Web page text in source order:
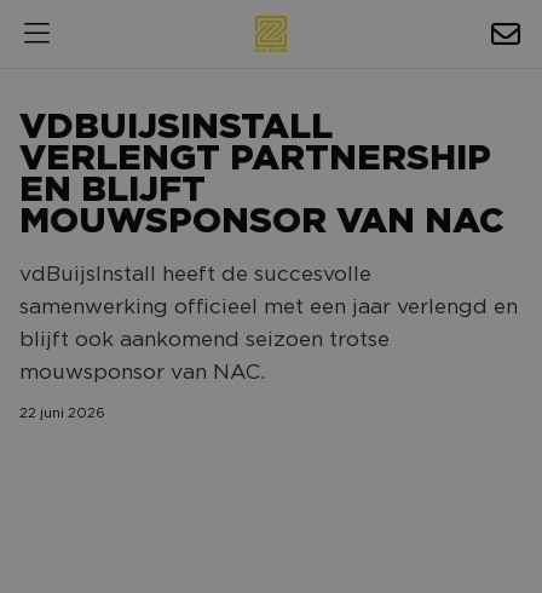
EXPOSURE
NIEUWS
NAC ZAKELIJK
VDBUIJSINSTALL
VERLENGT PARTNERSHIP
EN BLIJFT
MOUWSPONSOR VAN NAC
vdBuijsInstall heeft de succesvolle
samenwerking officieel met een jaar verlengd en
blijft ook aankomend seizoen trotse
mouwsponsor van NAC.
22 juni 2026